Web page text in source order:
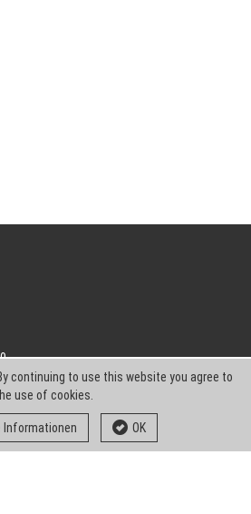
continuing to use this website you agree to
use of cookies.
Informationen OK